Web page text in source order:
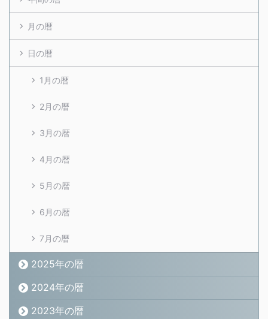
月の暦
日の暦
1月の暦
2月の暦
3月の暦
4月の暦
5月の暦
6月の暦
7月の暦
2025年の暦
2024年の暦
2023年の暦